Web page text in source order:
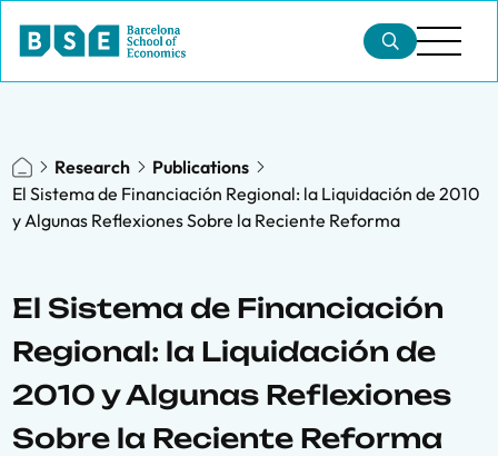
Research
Publications
El Sistema de Financiación Regional: la Liquidación de 2010
y Algunas Reflexiones Sobre la Reciente Reforma
El Sistema de Financiación
Regional: la Liquidación de
2010 y Algunas Reflexiones
Sobre la Reciente Reforma